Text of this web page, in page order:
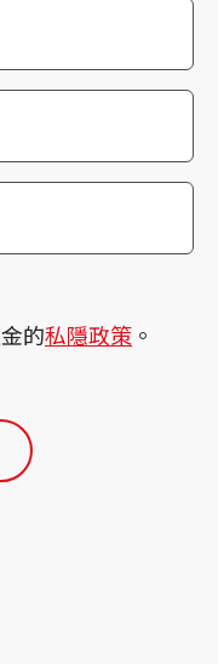
的私隱政策 。